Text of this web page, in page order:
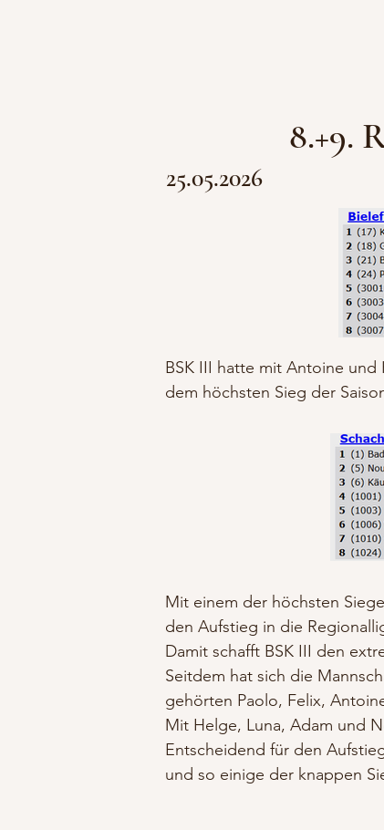
8.+9.
25.05.2026
BSK III hatte mit Antoine und
dem höchsten Sieg der
Mit einem der höchsten
den Aufstieg in die
Damit schafft BSK III den
Seitdem hat sich die
gehörten Paolo, Felix,
Mit Helge, Luna, Adam und
Entscheidend für den
und so einige der knappen